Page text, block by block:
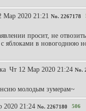
Мар 2020 21:21 No. 2267178
просит, не
с яблоками в новогоднюю
Чт 12 Мар 2020 21:24 No.
молодым зумерам~
2020 21:24 No. 2267180 506